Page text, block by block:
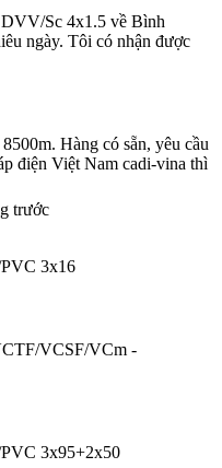
Sc 4x1.5 về Bình
ngày. Tôi có nhận được
Hàng có sẵn, yêu cầu
điện Việt Nam cadi-vina thì
trước
3x16
VCSF/VCm -
3x95+2x50